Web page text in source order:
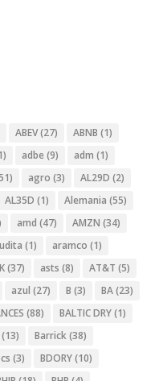
ABEV(27) ABNB (1)
adbe (9) adm (1)
agro (3) AL29D (2)
AL35D (1) Alemania (55)
amd (47) AMZN (34)
(1) aramco (1)
(37) asts (8) AT&T (5)
azul (27) B (3) BA(23)
(88) BALTIC DRY(1)
(13) Barrick(38)
(3) BDORY(10)